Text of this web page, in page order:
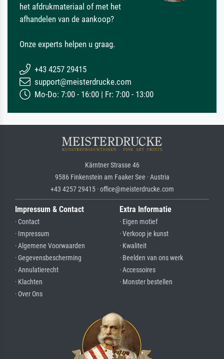
het afdrukmateriaal of met het
afhandelen van de aankoop?
Onze experts helpen u graag.
+43 4257 29415
support@meisterdrucke.com
Mo-Do: 7:00 - 16:00 | Fr: 7:00 - 13:00
Kärntner Strasse 46
9586 Finkenstein am Faaker See · Austria
+43 4257 29415 · office@meisterdrucke.com
Impressum & Contact
· Contact
· Impressum
· Algemene Voorwaarden
· Gegevensbescherming
· Annulatierecht
· Klachten
· Over Ons
Extra Informatie
· Eigen motief
· Verkoop je kunst
· Kwaliteit
· Beelden van ons werk
· Accessoires
· Monster bestellen